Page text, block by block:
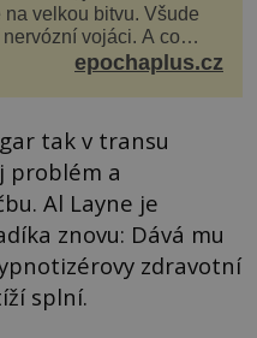
velkou bitvu. Všude
vojáci. A co
Zdá se v...epochaplus.cz
tak v transu
problém a
Al Layne je
znovu: Dává mu
zdravotní
splní.